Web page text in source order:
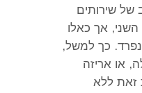
של שירותים
, אך כאלו
. כך למשל,
, או אריזה
זאת ללא